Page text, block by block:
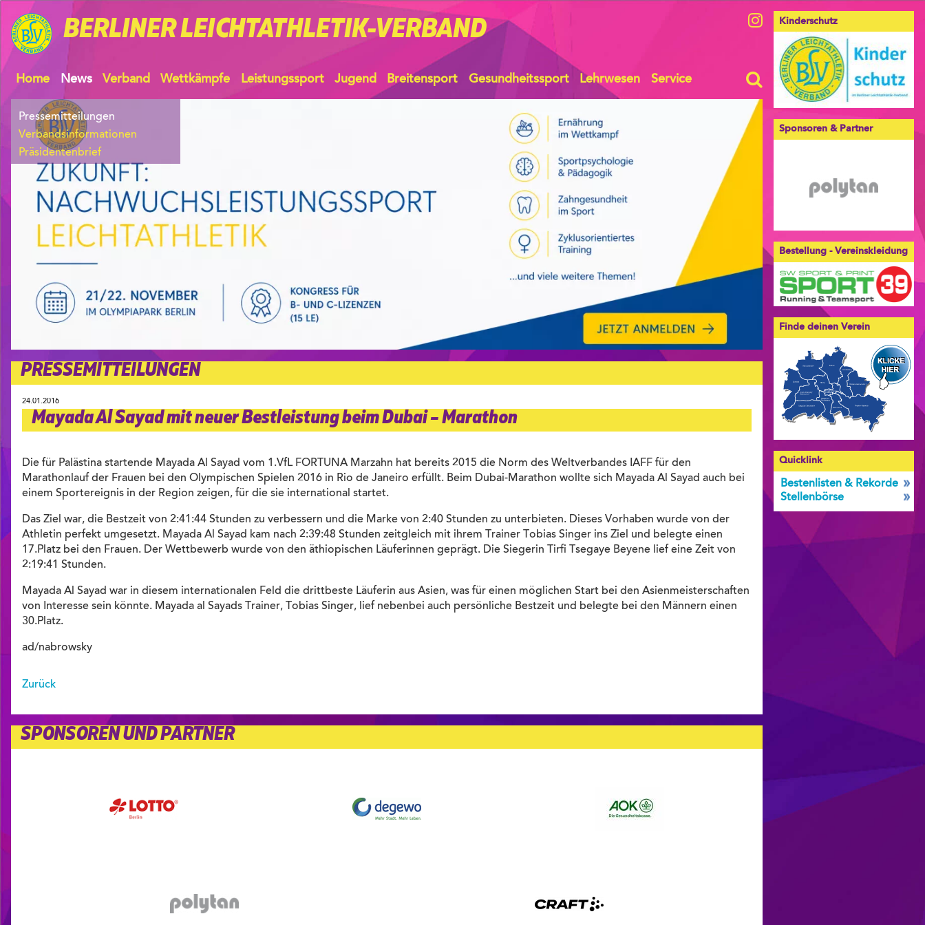
BERLINERLEICHTATHLETIK-VERBAND
Home News Verband Wettkämpfe Leistungssport Jugend Breitensport Gesundheitssport Lehrwesen Service
Pressemitteilungen
Verbandsinformationen
Präsidentenbrief
PRESSEMITTEILUNGEN
24.01.2016
Mayada Al Sayad mit neuer Bestleistung beim Dubai – Marathon
Die für Palästina startende Mayada Al Sayad vom 1.VfL FORTUNA Marzahn hat bereits 2015 die Norm des Weltverbandes IAFF für den
Marathonlauf der Frauen bei den Olympischen Spielen 2016 in Rio de Janeiro erfüllt. Beim Dubai-Marathon wollte sich Mayada Al Sayad auch bei
einem Sportereignis in der Region zeigen, für die sie international startet.
Das Ziel war, die Bestzeit von 2:41:44 Stunden zu verbessern und die Marke von 2:40 Stunden zu unterbieten. Dieses Vorhaben wurde von der
Athletin perfekt umgesetzt. Mayada Al Sayad kam nach 2:39:48 Stunden zeitgleich mit ihrem Trainer Tobias Singer ins Ziel und belegte einen
17.Platz bei den Frauen. Der Wettbewerb wurde von den äthiopischen Läuferinnen geprägt. Die Siegerin Tirfi Tsegaye Beyene lief eine Zeit von
2:19:41 Stunden.
Mayada Al Sayad war in diesem internationalen Feld die drittbeste Läuferin aus Asien, was für einen möglichen Start bei den Asienmeisterschaften
von Interesse sein könnte. Mayada al Sayads Trainer, Tobias Singer, lief nebenbei auch persönliche Bestzeit und belegte bei den Männern einen
30.Platz.
ad/nabrowsky
Zurück
SPONSOREN UND PARTNER
Kinderschutz
Sponsoren & Partner
Bestellung - Vereinskleidung
Finde deinen Verein
Quicklink
Bestenlisten & Rekorde
Stellenbörse